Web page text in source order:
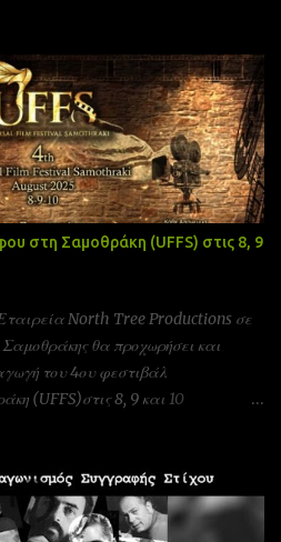
στη Σαμοθράκη (UFFS) στις 8, 9
North Tree Productions σε
θα προχωρήσει και
του 4ου φεστιβάλ
(UFFS)στις 8, 9 και 10
και υπο την Αιγίδα της Unesco
Art καθώς και της Εταιρεία
Σεναριογράφων Ελλάδας. Το